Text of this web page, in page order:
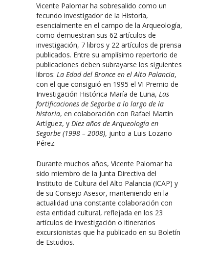
Vicente Palomar ha sobresalido como un
fecundo investigador de la Historia,
esencialmente en el campo de la Arqueología,
como demuestran sus 62 artículos de
investigación, 7 libros y 22 artículos de prensa
publicados. Entre su amplísimo repertorio de
publicaciones deben subrayarse los siguientes
libros: La Edad del Bronce en el Alto Palancia,
con el que consiguió en 1995 el VI Premio de
Investigación Histórica María de Luna, Las
fortificaciones de Segorbe a lo largo de la
historia, en colaboración con Rafael Martín
Artíguez, y Diez años de Arqueología en
Segorbe (1998 – 2008), junto a Luis Lozano
Pérez.
Durante muchos años, Vicente Palomar ha
sido miembro de la Junta Directiva del
Instituto de Cultura del Alto Palancia (ICAP) y
de su Consejo Asesor, manteniendo en la
actualidad una constante colaboración con
esta entidad cultural, reflejada en los 23
artículos de investigación o itinerarios
excursionistas que ha publicado en su Boletín
de Estudios.